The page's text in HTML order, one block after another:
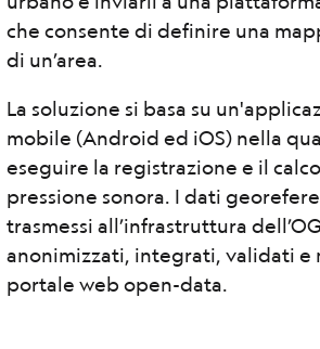
che consente di definire una
di un’area.
La soluzione si basa su
mobile (Android ed iOS) nella
eseguire la registrazione e il
pressione sonora. I dati
trasmessi all’infrastruttura
anonimizzati, integrati, validati e
portale web open-data.